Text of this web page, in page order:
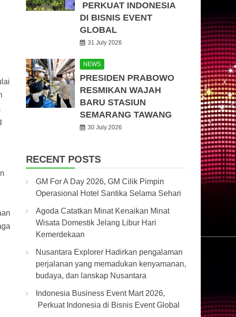
PERKUAT INDONESIA
DI BISNIS EVENT
GLOBAL
31 July 2026
NEWS
PRESIDEN PRABOWO
RESMIKAN WAJAH
BARU STASIUN
SEMARANG TAWANG
30 July 2026
RECENT POSTS
GM For A Day 2026, GM Cilik Pimpin
Operasional Hotel Santika Selama Sehari
Agoda Catatkan Minat Kenaikan Minat
Wisata Domestik Jelang Libur Hari
Kemerdekaan
Nusantara Explorer Hadirkan pengalaman
perjalanan yang memadukan kenyamanan,
budaya, dan lanskap Nusantara
Indonesia Business Event Mart 2026,
Perkuat Indonesia di Bisnis Event Global